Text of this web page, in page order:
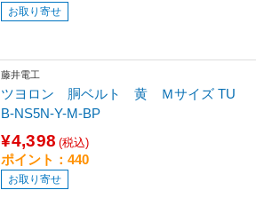
お取り寄せ
藤井電工
ツヨロン 胴ベルト 黄 Ｍサイズ TU
B-NS5N-Y-M-BP
¥4,398 (税込)
ポイント：440
お取り寄せ